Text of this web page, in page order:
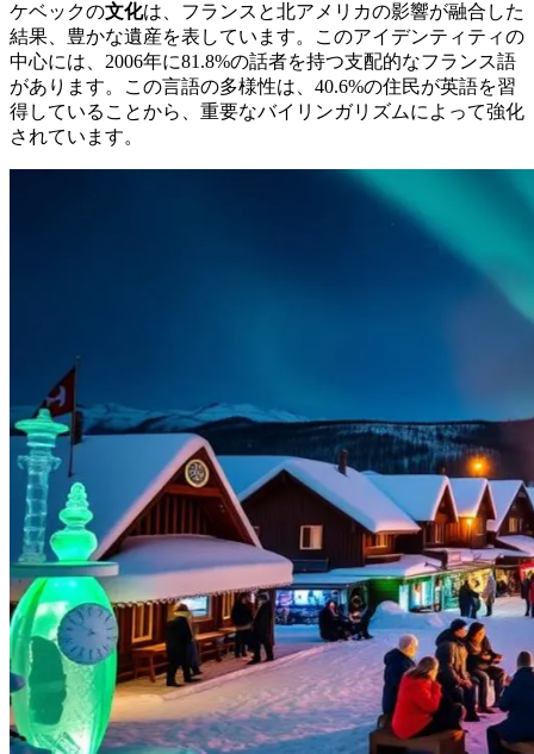
ケベックの文化は、フランスと北アメリカの影響が融合した
結果、豊かな遺産を表しています。このアイデンティティの
中心には、2006年に81.8%の話者を持つ支配的なフランス語
があります。この言語の多様性は、40.6%の住民が英語を習
得していることから、重要なバイリンガリズムによって強化
されています。